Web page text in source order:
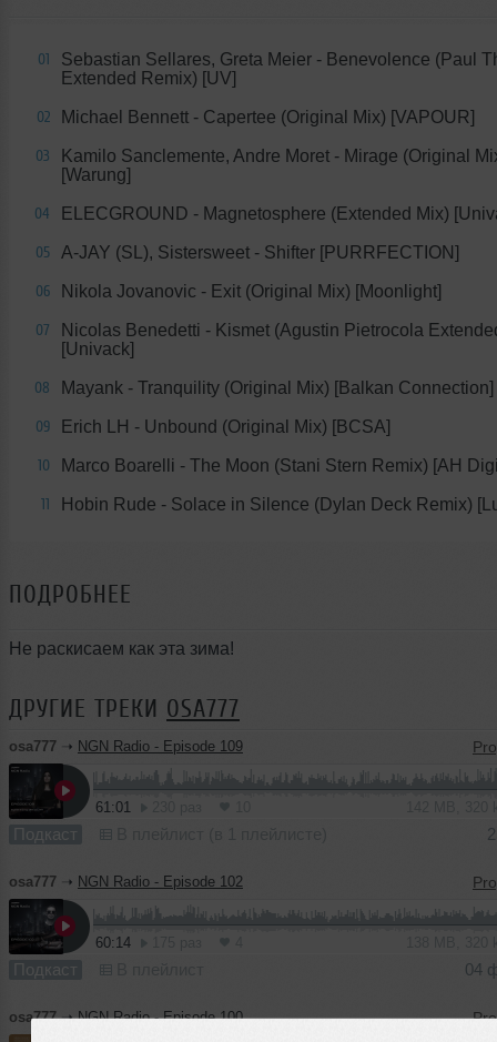
01
Sebastian Sellares, Greta Meier - Benevolence (Paul
Extended Remix) [UV]
02 Michael Bennett - Capertee (Original Mix) [VAPOUR]
03
Kamilo Sanclemente, Andre Moret - Mirage (Original
[Warung]
04 ELECGROUND - Magnetosphere (Extended Mix)
05 A-JAY (SL), Sistersweet - Shifter [PURRFECTION]
06 Nikola Jovanovic - Exit (Original Mix) [Moonlight]
07
Nicolas Benedetti - Kismet (Agustin Pietrocola
[Univack]
08 Mayank - Tranquility (Original Mix) [Balkan Connection]
09 Erich LH - Unbound (Original Mix) [BCSA]
10 Marco Boarelli - The Moon (Stani Stern Remix) [AH
11 Hobin Rude - Solace in Silence (Dylan Deck Remix)
ПОДРОБНЕЕ
Не раскисаем как эта зима!
ДРУГИЕ ТРЕКИ OSA777
osa777 ➝ NGN Radio - Episode 109
61:01
Подкаст
osa777 ➝ NGN Radio - Episode 102
60:14
Подкаст 04
osa777 ➝NGN Radio - Episode 100